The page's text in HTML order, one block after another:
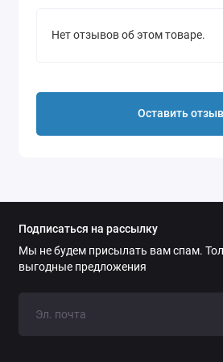
см.
- приятный коже материал;
- малый вес: 40х80 см - 74 г.,
см - 204 г.;
- допустима машинная стирка;
- габариты в чехле:
40х80 - 14х12,5х2 см;
75х130 - 19,5х13,5х3,5 см.
Нет отзывов об этом товаре.
Оставить отзыв
Подписаться на рассылку
Мы не будем присылать вам спам.
выгодные предложения